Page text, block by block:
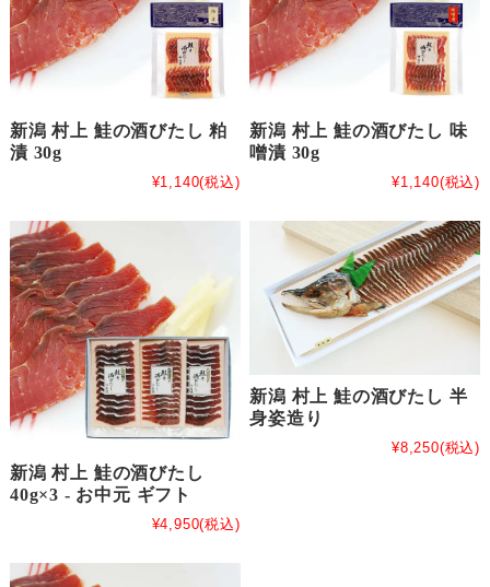
新潟 村上 鮭の酒びたし 粕
漬 30g
¥1,140(税込)
新潟 村上 鮭の酒びたし 味
噌漬 30g
¥1,140(税込)
新潟 村上 鮭の酒びたし
40g×3 - お中元 ギフト
¥4,950(税込)
新潟 村上 鮭の酒びたし 半
身姿造り
¥8,250(税込)